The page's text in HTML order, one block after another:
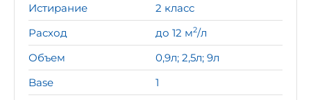
Истирание
2 класс
Расход
до 12 м2/л
Объем
0,9л; 2,5л; 9л
Base
1